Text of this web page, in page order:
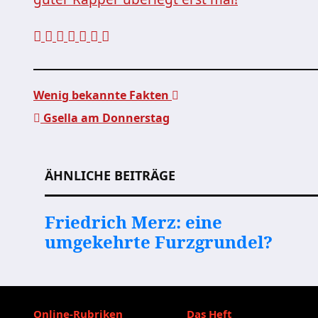
Wenig bekannte Fakten
Gsella am Donnerstag
ÄHNLICHE BEITRÄGE
Friedrich Merz: eine
umgekehrte Furzgrundel?
Online-Rubriken Das Heft